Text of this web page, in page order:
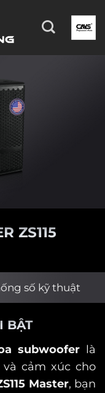
ZS115
số kỹ thuật
BẬT
subwoofer là
và cảm xúc cho
Master, bạn